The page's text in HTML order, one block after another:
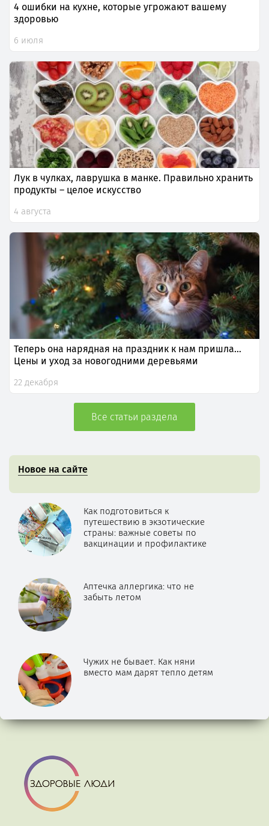
4 ошибки на кухне, которые угрожают вашему
здоровью
6 июля
Лук в чулках, лаврушка в манке. Правильно хранить
продукты – целое искусство
4 августа
Теперь она нарядная на праздник к нам пришла…
Цены и уход за новогодними деревьями
22 декабря
Все статьи раздела
Новое на сайте
Как подготовиться к
путешествию в экзотические
страны: важные советы по
вакцинации и профилактике
Аптечка аллергика: что не
забыть летом
Чужих не бывает. Как няни
вместо мам дарят тепло детям